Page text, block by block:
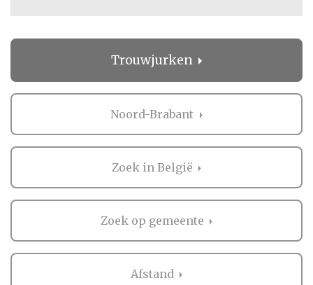
persoonlijkheid en uitstraling perfect laat
zien. Iedere bruid beleeft dit anders, maar
het gevoel van voorpret en verwachting is
altijd hetzelfde.
echt bij jou past. Misschien word je verliefd
op een elegante bruidsjurk van satijn met
romantisch ontwerp met kant, tule en een
sierlijke sleep. Een trouwjurk in Noord-
Brabant draait niet alleen om hoe een jurk
Trouwjurken
Noord-Brabant
Zoek in België
Zoek op gemeente
Afstand